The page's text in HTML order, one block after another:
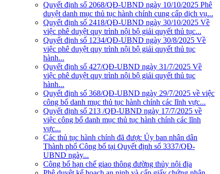
Quyết định số 2068/QĐ-UBND ngày 10/10/2025 Phê
duyệt danh mục thủ tục hành chính cung cấp dịch vụ...
Quyết định số 2418/QĐ-UBND ngày 30/10/2025 Về
việc phê duyệt quy trình nội bộ giải quyết thủ tục...
Quyết định số 1234/QĐ-UBND ngày 30/8/2025 Về
việc phê duyệt quy trình nội bộ giải quyết thủ tục
hành...
Quyết định số 427/QĐ-UBND ngày 31/7/2025 Về
việc phê duyệt quy trình nội bộ giải quyết thủ tục
hành...
Quyết định số 368/QĐ-UBND ngày 29/7/2025 về việc
công bố danh mục thủ tục hành chính các lĩnh vực...
Quyết định số 213 /QĐ-UBND ngày 17/7/2025 về
việc công bố danh mục thủ tục hành chính các lĩnh
vực...
Các thủ tục hành chính đã được Ủy ban nhân dân
Thành phố Công bố tại Quyết định số 3337/QĐ-
UBND ngày...
Công bố hạn chế giao thông đường thủy nội địa